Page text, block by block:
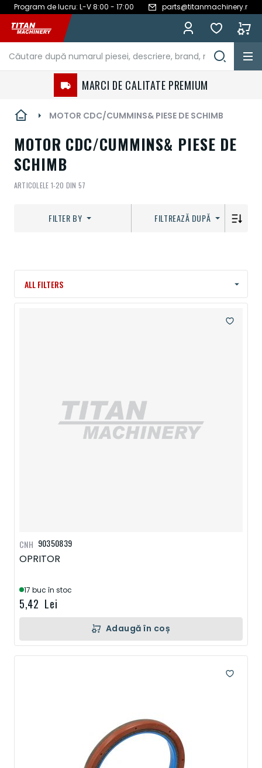
Program de lucru: L-V 8:00 - 17:00 parts@titanmachinery.ro
Mergeți
la
Conținut
MARCI DE CALITATE PREMIUM
MOTOR CDC/CUMMINS& PIESE DE SCHIMB
MOTOR CDC/CUMMINS& PIESE DE
SCHIMB
ALL FILTERS
ARTICOLELE 1-20 DIN 57
FILTER BY FILTREAZĂ DUPĂ
90350839
OPRITOR
17 buc în stoc
5,42 Lei
CNH
Adaugă în coș